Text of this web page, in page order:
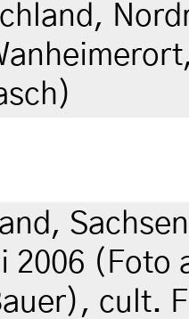
2006 (Foto
cult.